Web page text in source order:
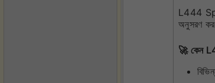
L444
অনুসরণ
🚀 কেন